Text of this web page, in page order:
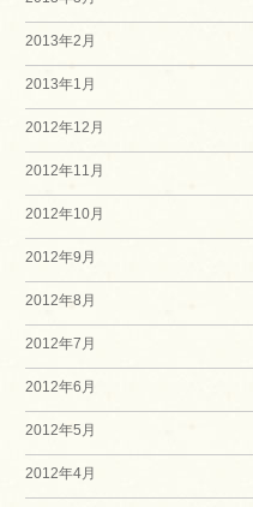
2013年2月
2013年1月
2012年12月
2012年11月
2012年10月
2012年9月
2012年8月
2012年7月
2012年6月
2012年5月
2012年4月